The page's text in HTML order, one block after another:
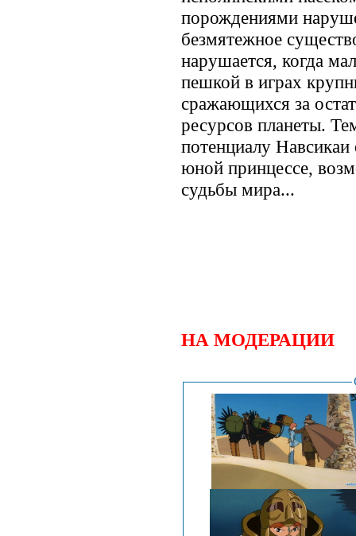
порождениями
безмятежное
нарушается, когда
пешкой в играх
сражающихся за
ресурсов планеты.
потенциалу
юной принцессе,
судьбы мира...
НА МОДЕРАЦИИ